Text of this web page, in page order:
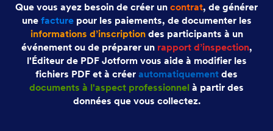
Que vous ayez besoin de créer un contrat, de générer
une facturepour les paiements, de documenter les
informations d’inscriptiondes participants à un
événement ou de préparer un rapport d’inspection,
l'Éditeur de PDF Jotform vous aide à modifier les
fichiers PDF et à créer automatiquement des
documents à l'aspect professionnel à partir des
données que vous collectez.